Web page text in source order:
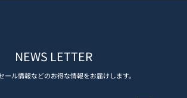
NEWS LETTER
ール情報などのお得な情報をお届けします。